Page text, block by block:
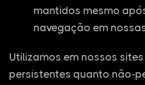
mantidos mesmo
navegação em
Utilizamos em nossos
persistentes quanto não-